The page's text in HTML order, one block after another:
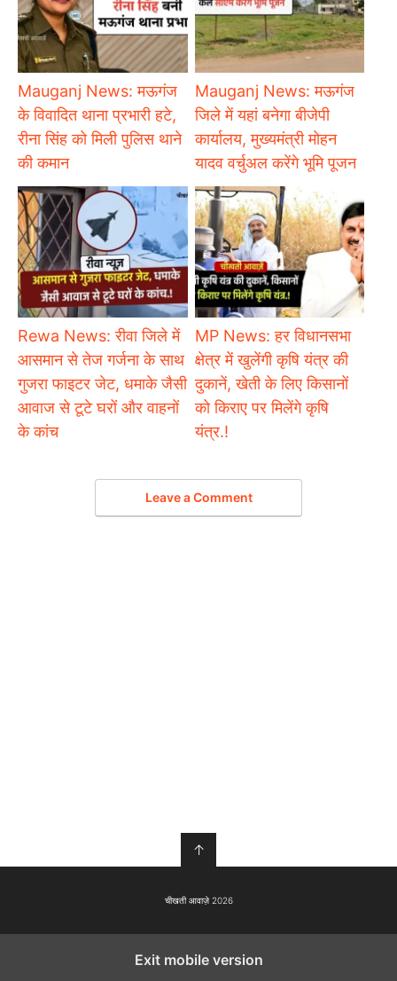
Mauganj News: मऊगंज
के विवादित थाना प्रभारी हटे,
रीना सिंह को मिली पुलिस थाने
की कमान
Mauganj News: मऊगंज
जिले में यहां बनेगा बीजेपी
कार्यालय, मुख्यमंत्री मोहन
यादव वर्चुअल करेंगे भूमि पूजन
Rewa News: रीवा जिले में
आसमान से तेज गर्जना के साथ
गुजरा फाइटर जेट, धमाके जैसी
आवाज से टूटे घरों और वाहनों
के कांच
MP News: हर विधानसभा
क्षेत्र में खुलेंगी कृषि यंत्र की
दुकानें, खेती के लिए किसानों
को किराए पर मिलेंगे कृषि
यंत्र.!
Leave a Comment
↑
चीखती आवाज़े 2026
Exit mobile version